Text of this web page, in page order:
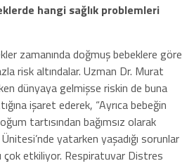
hangi sağlık problemleri
zamanında doğmuş bebeklere göre
risk altındalar. Uzman Dr. Murat
dünyaya gelmişse riskin de buna
işaret ederek, “Ayrıca bebeğin
tartısından bağımsız olarak
yatarken yaşadığı sorunlar
çok etkiliyor. Respiratuvar Distres